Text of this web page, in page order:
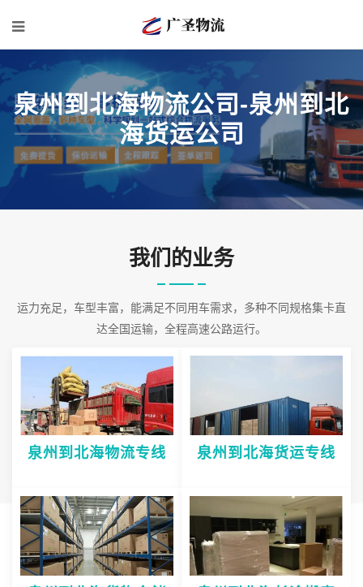
泉州到北海物流公司-泉州到北
海货运公司
我们的业务
运力充足，车型丰富，能满足不同用车需求，多种不同规格集卡直
达全国运输，全程高速公路运行。
泉州到北海物流专线 泉州到北海货运专线